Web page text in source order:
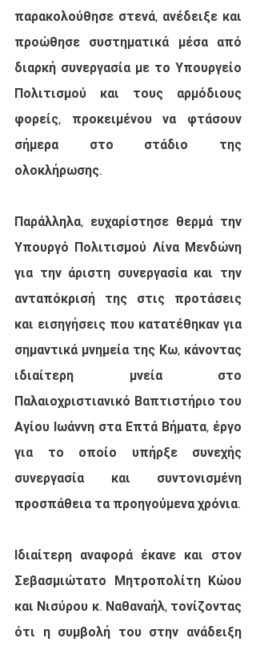
παρακολούθησε στενά, ανέδειξε και
προώθησε συστηματικά μέσα από
διαρκή συνεργασία με το Υπουργείο
Πολιτισμού και τους αρμόδιους
φορείς, προκειμένου να φτάσουν
σήμερα στο στάδιο της
ολοκλήρωσης.
Παράλληλα, ευχαρίστησε θερμά την
Υπουργό Πολιτισμού Λίνα Μενδώνη
για την άριστη συνεργασία και την
ανταπόκρισή της στις προτάσεις
και εισηγήσεις που κατατέθηκαν για
σημαντικά μνημεία της Κω, κάνοντας
ιδιαίτερη μνεία στο
Παλαιοχριστιανικό Βαπτιστήριο του
Αγίου Ιωάννη στα Επτά Βήματα, έργο
για το οποίο υπήρξε συνεχής
συνεργασία και συντονισμένη
προσπάθεια τα προηγούμενα χρόνια.
Ιδιαίτερη αναφορά έκανε και στον
Σεβασμιώτατο Μητροπολίτη Κώου
και Νισύρου κ. Ναθαναήλ, τονίζοντας
ότι η συμβολή του στην ανάδειξη